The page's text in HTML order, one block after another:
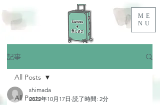
ME
NU
記事
All Posts
All Posts
shimada
2022年10月17日 読了時間: 2分